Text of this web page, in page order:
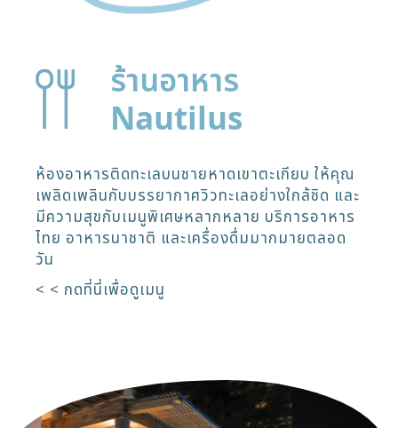
ร้านอาหาร
Nautilus
ห้องอาหารติดทะเลบนชายหาดเขาตะเกียบ ให้คุณ
เพลิดเพลินกับบรรยากาศวิวทะเลอย่างใกล้ชิด และ
มีความสุขกับเมนูพิเศษหลากหลาย บริการอาหาร
ไทย อาหารนาชาติ และเครื่องดื่มมากมายตลอด
วัน
< < กดที่นี่เพื่อดูเมนู